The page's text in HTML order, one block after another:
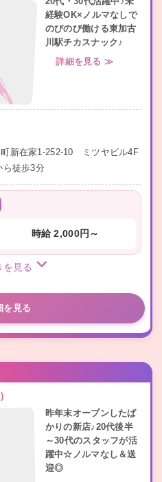
経験OK×ノルマなしで
のびのび働ける東加古
川駅チカスナック♪
詳細を見る ≫
新在家1-252-10 ミツヤビル4F
ら徒歩3分
時給 2,000円～
を見る
を見る
昨年末オープンしたば
かりの新店♪20代後半
～30代のスタッフが活
躍中☆ノルマなし＆送
迎◎